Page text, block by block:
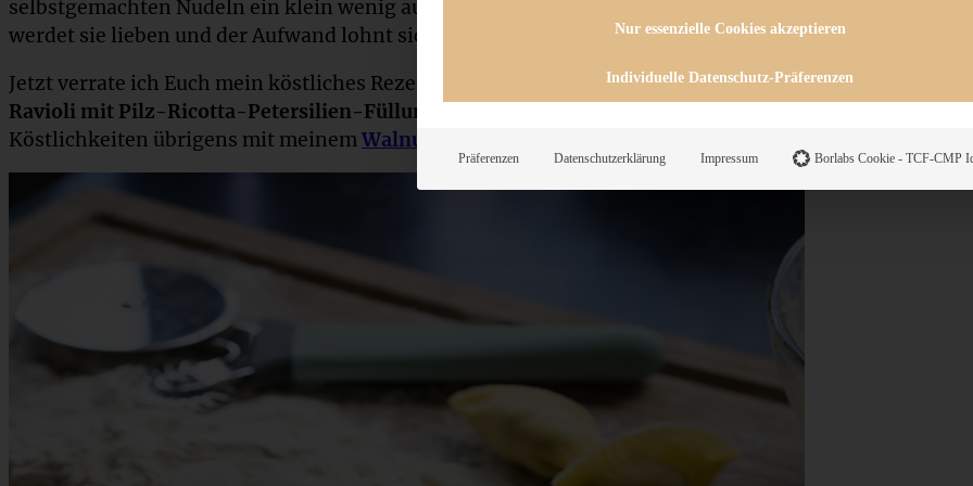
selbstgemachten Nudeln ein klein wenig aufwändig ist, aber ich schwöre Euch, Ihr
werdet sie lieben und der Aufwand lohnt sich!
Jetzt verrate ich Euch mein köstliches Rezept für hausgemachtevegetarische
Ravioli mit Pilz-Ricotta-Petersilien-Füllung
Köstlichkeiten übrigens mit meinemWalnuss-Petersilien-Pesto.
Nur essenzielle Cookies akzeptieren
Individuelle Datenschutz-Präferenzen
Präferenzen Datenschutzerklärung Impressum Borlabs Cookie - TCF-CMP